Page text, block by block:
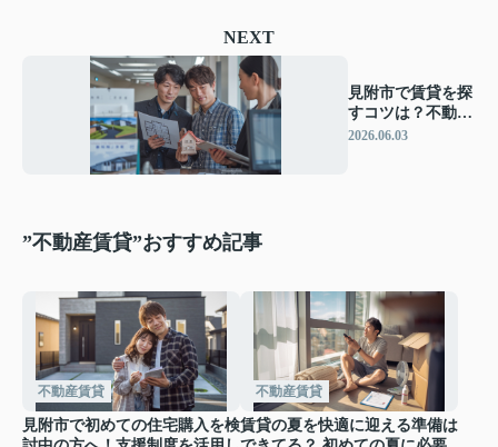
NEXT
見附市で賃貸を探
すコツは？不動産
会社の比較ポイン
2026.06.03
”不動産賃貸”おすすめ記事
不動産賃貸
見附市で初めての住宅購入を検
不動産賃貸
賃貸の夏を快適に迎える準備は